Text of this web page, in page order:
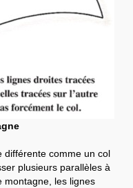
différente comme un col
plusieurs parallèles à
montagne, les lignes